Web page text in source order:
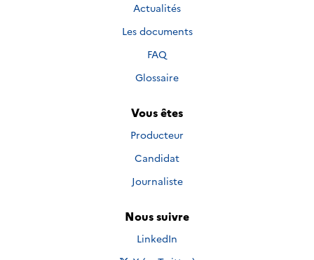
Actualités
Les documents
FAQ
Glossaire
Vous êtes
Producteur
Candidat
Journaliste
Nous suivre
Nous suivre sur
LinkedIn